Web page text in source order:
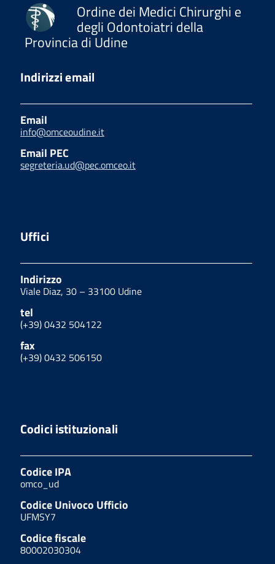
Ordine dei Medici Chirurghi e
degli Odontoiatri della
Provincia di Udine
Indirizzi email
Email
info@omceoudine.it
Email PEC
segreteria.ud@pec.omceo.it
Uffici
Indirizzo
Viale Diaz, 30 – 33100 Udine
tel
(+39) 0432 504122
fax
(+39) 0432 506150
Codici istituzionali
Codice IPA
omco_ud
Codice Univoco Ufficio
UFMSY7
Codice fiscale
80002030304